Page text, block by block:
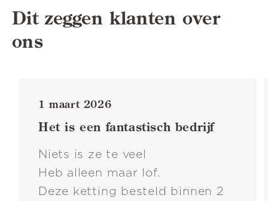
Dit zeggen klanten over
ons
1 maart 2026
Het is een fantastisch bedrijf
Niets is ze te veel
Heb alleen maar lof.
Deze ketting besteld binnen 2